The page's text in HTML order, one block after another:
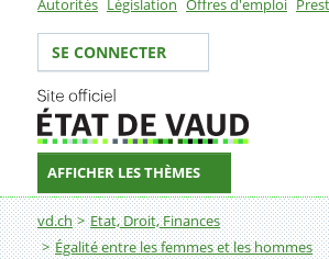
Sous-navigation
Autorités Législation Offres d'emploi
Votre identité
SE CONNECTER
AFFICHER LES THÈMES
Fil d'Ariane
vd.ch
Etat, Droit, Finances
Égalité entre les femmes et les hommes
Comprendre sa relation